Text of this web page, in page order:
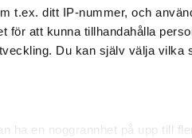
t.ex. ditt IP-nummer, och
att kunna tillhandahålla
Du kan själv välja vilka
ha en noggrannhet på upp till